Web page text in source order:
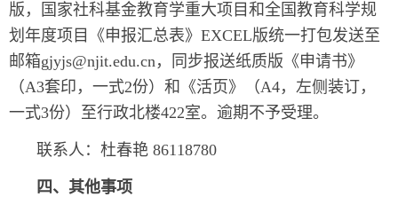
版，国家社科基金教育学重大项目和全国教育科学规
划年度项目《申报汇总表》EXCEL版统一打包发送至
邮箱gjyjs@njit.edu.cn，同步报送纸质版《申请书》
（A3套印，一式2份）和《活页》（A4，左侧装订，
一式3份）至行政北楼422室。逾期不予受理。
联系人：杜春艳 86118780
四、其他事项